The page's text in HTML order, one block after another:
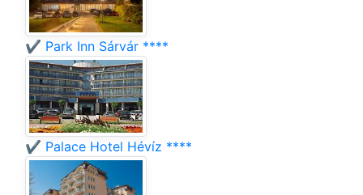
✔️ Park Inn Sárvár ****
✔️ Palace Hotel Hévíz ****